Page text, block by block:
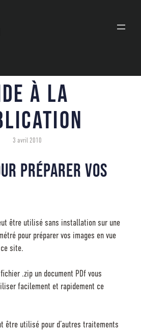
à la
3 avril 2010
préparer vos
être utilisé sans installation sur une
pour préparer vos images en vue
site.
.zip un document PDf vous
facilement et rapidement ce
être utilisé pour d’autres traitements